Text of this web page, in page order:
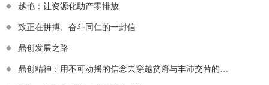
越艳：让资源化助产零排放
致正在拼搏、奋斗同仁的一封信
鼎创发展之路
鼎创精神：用不可动摇的信念去穿越贫瘠与丰沛交替的世界